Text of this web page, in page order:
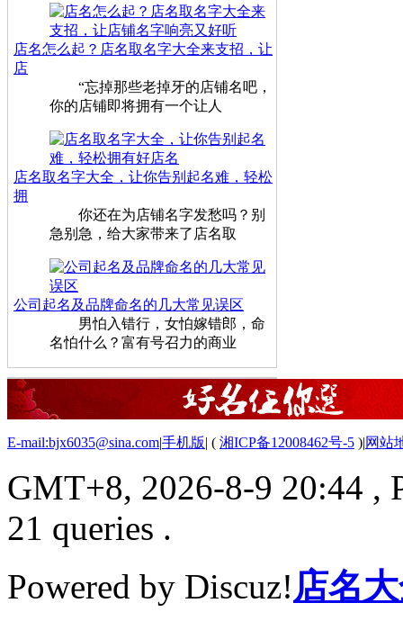
店名怎么起？店名取名字大全来支招，让
店
“忘掉那些老掉牙的店铺名吧，
你的店铺即将拥有一个让人
店名取名字大全，让你告别起名难，轻松
拥
你还在为店铺名字发愁吗？别
急别急，给大家带来了店名取
公司起名及品牌命名的几大常见误区
男怕入错行，女怕嫁错郎，命
名怕什么？富有号召力的商业
E-mail:bjx6035@sina.com|手机版| ( 湘ICP备12008462号-5 )|网站
GMT+8, 2026-8-9 20:44 ,
21 queries .
Powered by Discuz!店名